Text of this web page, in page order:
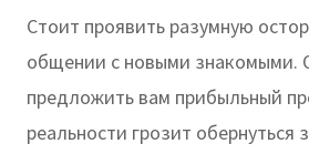
Стоит проявить разумную
общении с новыми знакомыми.
предложить вам прибыльный
реальности грозит обернуться